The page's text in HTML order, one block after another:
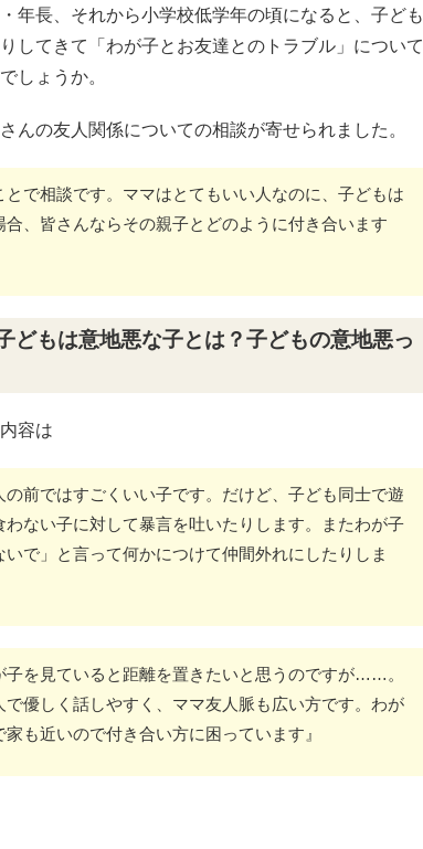
年長、それから小学校低学年の頃になると、子ども
してきて「わが子とお友達とのトラブル」について
しょうか。
んの友人関係についての相談が寄せられました。
とで相談です。ママはとてもいい人なのに、子どもは
、皆さんならその親子とどのように付き合います
もは意地悪な子とは？子どもの意地悪っ
容は
の前ではすごくいい子です。だけど、子ども同士で遊
ない子に対して暴言を吐いたりします。またわが子
で」と言って何かにつけて仲間外れにしたりしま
子を見ていると距離を置きたいと思うのですが……。
優しく話しやすく、ママ友人脈も広い方です。わが
も近いので付き合い方に困っています』